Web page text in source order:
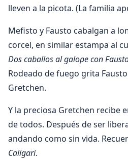
lleven a la picota. (La familia
Mefisto y Fausto cabalgan a
corcel, en similar estampa al
Dos caballos al galope con
Rodeado de fuego grita
Gretchen.
Y la preciosa Gretchen recibe
de todos. Después de ser
andando como sin vida.
Caligari.